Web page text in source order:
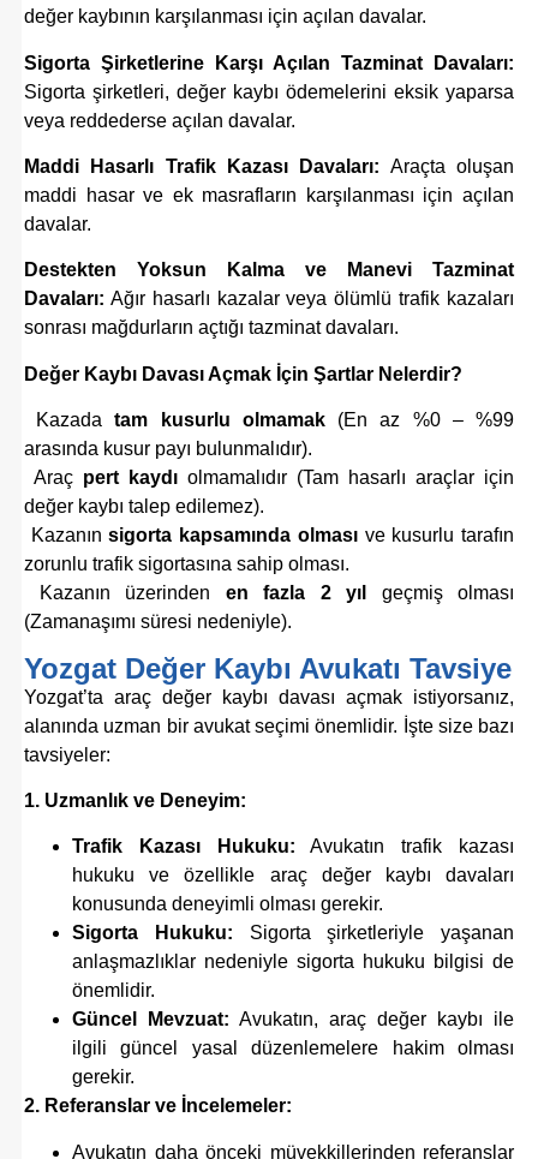
değer kaybının karşılanması için açılan davalar.
Sigorta Şirketlerine Karşı Açılan Tazminat Davaları:
Sigorta şirketleri, değer kaybı ödemelerini eksik yaparsa
veya reddederse açılan davalar.
Maddi Hasarlı Trafik Kazası Davaları: Araçta oluşan
maddi hasar ve ek masrafların karşılanması için açılan
davalar.
Destekten Yoksun Kalma ve Manevi Tazminat
Davaları: Ağır hasarlı kazalar veya ölümlü trafik kazaları
sonrası mağdurların açtığı tazminat davaları.
Değer Kaybı Davası Açmak İçin Şartlar Nelerdir?
Kazadatam kusurlu olmamak(En az %0 – %99
arasında kusur payı bulunmalıdır).
Araç pert kaydı olmamalıdır (Tam hasarlı araçlar için
değer kaybı talep edilemez).
Kazanınsigorta kapsamında olmasıve kusurlu tarafın
zorunlu trafik sigortasına sahip olması.
Kazanın üzerinden en fazla 2 yıl
geçmiş olması
(Zamanaşımı süresi nedeniyle).
Yozgat Değer Kaybı Avukatı Tavsiye
Yozgat’ta araç değer kaybı davası açmak istiyorsanız,
alanında uzman bir avukat seçimi önemlidir. İşte size bazı
tavsiyeler:
1. Uzmanlık ve Deneyim:
Trafik Kazası Hukuku: Avukatın trafik kazası
hukuku ve özellikle araç değer kaybı davaları
konusunda deneyimli olması gerekir.
Sigorta Hukuku: Sigorta şirketleriyle yaşanan
anlaşmazlıklar nedeniyle sigorta hukuku bilgisi de
önemlidir.
Güncel Mevzuat: Avukatın, araç değer kaybı ile
ilgili güncel yasal düzenlemelere hakim olması
gerekir.
2. Referanslar ve İncelemeler:
Avukatın daha önceki müvekkillerinden referanslar